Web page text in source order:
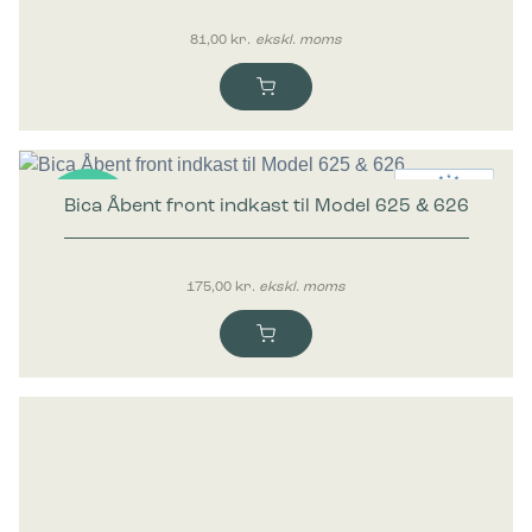
81,00 kr. ekskl. moms
Bica Åbent front indkast til Model 625 & 626
175,00 kr. ekskl. moms